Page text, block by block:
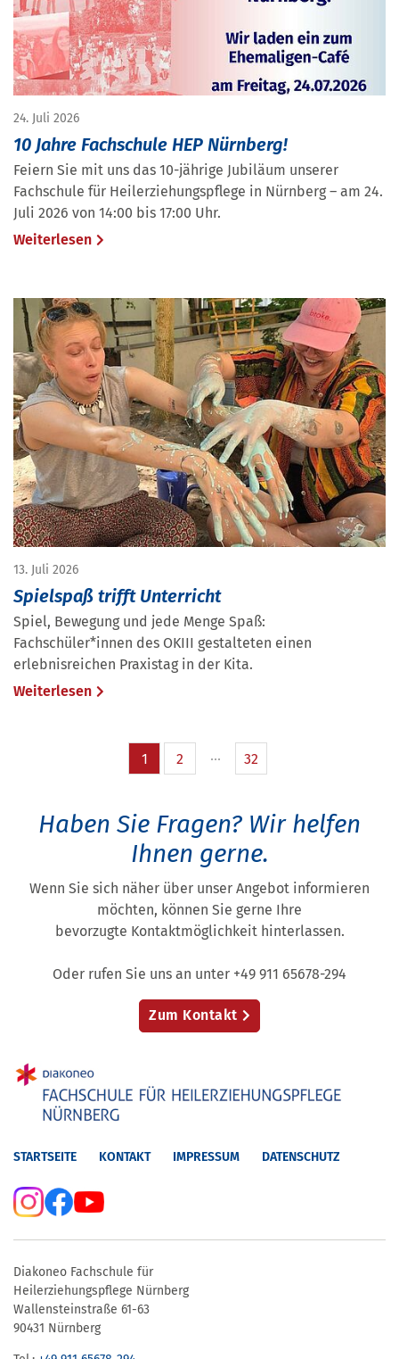
24. Juli 2026
10 Jahre Fachschule HEP Nürnberg!
Feiern Sie mit uns das 10-jährige Jubiläum unserer
Fachschule für Heilerziehungspflege in Nürnberg – am 24.
Juli 2026 von 14:00 bis 17:00 Uhr.
Weiterlesen
13. Juli 2026
Spielspaß trifft Unterricht
Spiel, Bewegung und jede Menge Spaß:
Fachschüler*innen des OKIII gestalteten einen
erlebnisreichen Praxistag in der Kita.
Weiterlesen
1 2 32
Haben Sie Fragen? Wir helfen
Ihnen gerne.
Wenn Sie sich näher über unser Angebot informieren
möchten, können Sie gerne Ihre
bevorzugte Kontaktmöglichkeit hinterlassen.
Oder rufen Sie uns an unter +49 911 65678-294
Zum Kontakt
STARTSEITE KONTAKT IMPRESSUM DATENSCHUTZ
Diakoneo Fachschule für
Heilerziehungspflege Nürnberg
Wallensteinstraße 61-63
90431 Nürnberg